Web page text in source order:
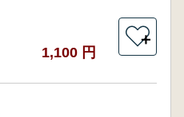
1,100 円
＋